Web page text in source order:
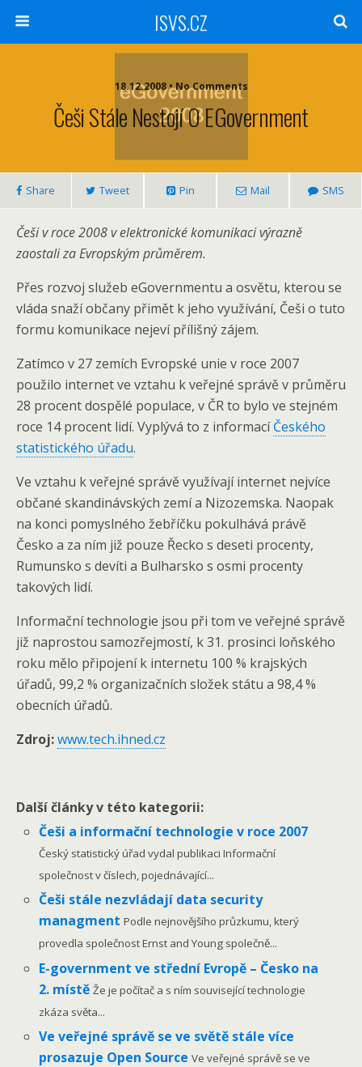
ISVS.CZ
18.12.2008 • No Comments
Češi Stále Nestojí O EGovernment
Share Tweet Pin Mail SMS
Češi v roce 2008 v elektronické komunikaci výrazně
zaostali za Evropským průměrem.
Přes rozvoj služeb eGovernmentu a osvětu, kterou se
vláda snaží občany přimět k jeho využívání, Češi o tuto
formu komunikace nejeví přílišný zájem.
Zatímco v 27 zemích Evropské unie v roce 2007
použilo internet ve vztahu k veřejné správě v průměru
28 procent dospělé populace, v ČR to bylo ve stejném
roce 14 procent lidí. Vyplývá to z informacíČeského
statistického úřadu.
Ve vztahu k veřejné správě využívají internet nejvíce
občané skandinávských zemí a Nizozemska. Naopak
na konci pomyslného žebříčku pokulhává právě
Česko a za ním již pouze Řecko s deseti procenty,
Rumunsko s devíti a Bulharsko s osmi procenty
takových lidí.
Informační technologie jsou při tom ve veřejné správě
již naprostou samozřejmostí, k 31. prosinci loňského
roku mělo připojení k internetu 100 % krajských
úřadů, 99,2 % organizačních složek státu a 98,4 %
obecních úřadů.
Zdroj:www.tech.ihned.cz
Další články v této kategorii:
Češi a informační technologie v roce 2007
Český statistický úřad vydal publikaci Informační
společnost v číslech, pojednávající...
Češi stále nezvládají data security
managmentPodle nejnovějšího průzkumu, který
provedla společnost Ernst and Young společně...
E-government ve střední Evropě – Česko na
2. místěŽe je počítač a s ním související technologie
zkáza světa...
Ve veřejné správě se ve světě stále více
prosazuje Open SourceVe veřejné správě se ve